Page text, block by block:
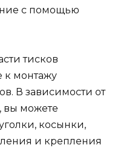
с помощью
тисков
к монтажу
В зависимости от
вы можете
косынки,
и крепления